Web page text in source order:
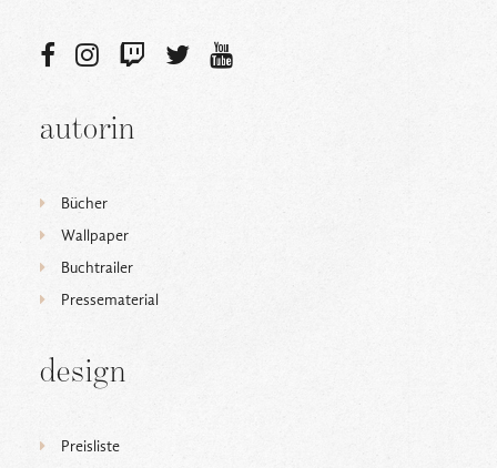
autorin
Bücher
Wallpaper
Buchtrailer
Pressematerial
design
Preisliste